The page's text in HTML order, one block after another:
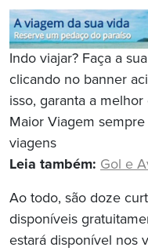
Indo viajar? Faça a
clicando no banner
isso, garanta a
Maior Viagem
viagens
Leia também: Gol e
Ao todo, são doze
disponíveis
estará disponível nos